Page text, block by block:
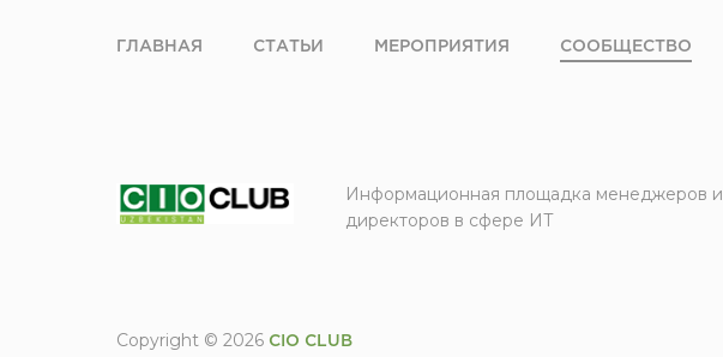
ГЛАВНАЯ СТАТЬИ МЕРОПРИЯТИЯ СООБЩЕСТВО
Информационная площадка менеджеров и
директоров в сфере ИТ
Copyright © 2026 CIO CLUB